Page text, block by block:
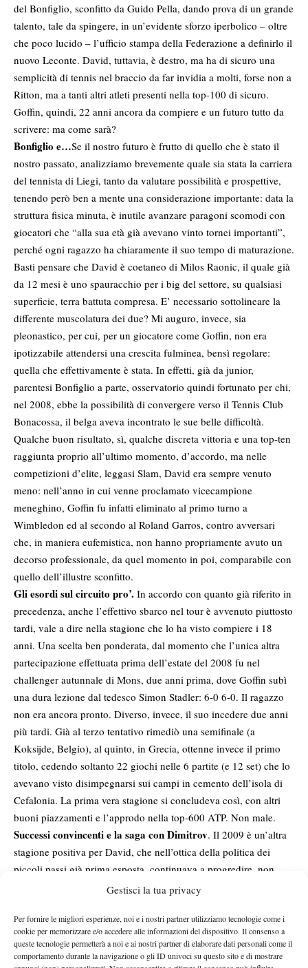
Gestisci la tua privacy
Per fornire le migliori esperienze, noi e i nostri partner utilizziamo tecnologie come i
cookie per memorizzare e/o accedere alle informazioni del dispositivo. Il consenso a
queste tecnologie permetterà a noi e ai nostri partner di elaborare dati personali come il
comportamento durante la navigazione o gli ID univoci su questo sito e di mostrare
del Bonfiglio, sconfitto da Guido Pella, dando prova di un grande
talento, tale da spingere, in un’evidente sforzo iperbolico – oltre
che poco lucido – l’ufficio stampa della Federazione a definirlo il
nuovo Leconte. David, tuttavia, è destro, ma ha di sicuro una
semplicità di tennis nel braccio da far invidia a molti, forse non a
Ritton, ma a tanti altri atleti presenti nella top-100 di sicuro.
Goffin, quindi, 22 anni ancora da compiere e un futuro tutto da
scrivere: ma come sarà?
Bonfiglio e…Se il nostro futuro è frutto di quello che è stato il
nostro passato, analizziamo brevemente quale sia stata la carriera
del tennista di Liegi, tanto da valutare possibilità e prospettive,
tenendo però ben a mente una considerazione importante: data la
struttura fisica minuta, è inutile avanzare paragoni scomodi con
giocatori che “alla sua età già avevano vinto tornei importanti”,
perché ogni ragazzo ha chiaramente il suo tempo di maturazione.
Basti pensare che David è coetaneo di Milos Raonic, il quale già
da 12 mesi è uno spauracchio per i big del settore, su qualsiasi
superficie, terra battuta compresa. E’ necessario sottolineare la
differente muscolatura dei due? Mi auguro, invece, sia
pleonastico, per cui, per un giocatore come Goffin, non era
ipotizzabile attendersi una crescita fulminea, bensì regolare:
quella che effettivamente è stata. In effetti, già da junior,
parentesi Bonfiglio a parte, osservatorio quindi fortunato per chi,
nel 2008, ebbe la possibilità di convergere verso il Tennis Club
Bonacossa, il belga aveva incontrato le sue belle difficoltà.
Qualche buon risultato, sì, qualche discreta vittoria e una top-ten
raggiunta proprio all’ultimo momento, d’accordo, ma nelle
competizioni d’elite, leggasi Slam, David era sempre venuto
meno: nell’anno in cui venne proclamato vicecampione
meneghino, Goffin fu infatti eliminato al primo turno a
Wimbledon ed al secondo al Roland Garros, contro avversari
che, in maniera eufemistica, non hanno propriamente avuto un
decorso professionale, da quel momento in poi, comparabile con
quello dell’illustre sconfitto.
Gli esordi sul circuito pro’. In accordo con quanto già riferito in
precedenza, anche l’effettivo sbarco nel tour è avvenuto piuttosto
tardi, vale a dire nella stagione che lo ha visto compiere i 18
anni. Una scelta ben ponderata, dal momento che l’unica altra
partecipazione effettuata prima dell’estate del 2008 fu nel
challenger autunnale di Mons, due anni prima, dove Goffin subì
una dura lezione dal tedesco Simon Stadler: 6-0 6-0. Il ragazzo
non era ancora pronto. Diverso, invece, il suo incedere due anni
più tardi. Già al terzo tentativo rimediò una semifinale (a
Koksijde, Belgio), al quinto, in Grecia, ottenne invece il primo
titolo, cedendo soltanto 22 giochi nelle 6 partite (e 12 set) che lo
avevano visto disimpegnarsi sui campi in cemento dell’isola di
Cefalonia. La prima vera stagione si concludeva così, con altri
buoni piazzamenti e l’approdo nella top-600 ATP. Non male.
Successi convincenti e la saga con Dimitrov. Il 2009 è un’altra
stagione positiva per David, che nell’ottica della politica dei
piccoli passi già prima esposta, continuava a progredire, non
solo in ambito futures, ma anche con le prime comparsate a
semifinale ottenuta in Umbria, a Todi, dove Goffin sconfisse il
futuro top-30 Kevin Anderson prima di arrendersi di fronte
all’esperto Simon Greul. Quello che però è mancato, nel corso